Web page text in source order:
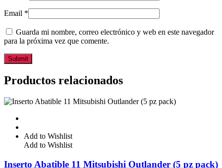
Email *
Guarda mi nombre, correo electrónico y web en este navegador
para la próxima vez que comente.
Productos relacionados
Add to Wishlist
Add to Wishlist
Inserto Abatible 11 Mitsubishi Outlander (5 pz pack)